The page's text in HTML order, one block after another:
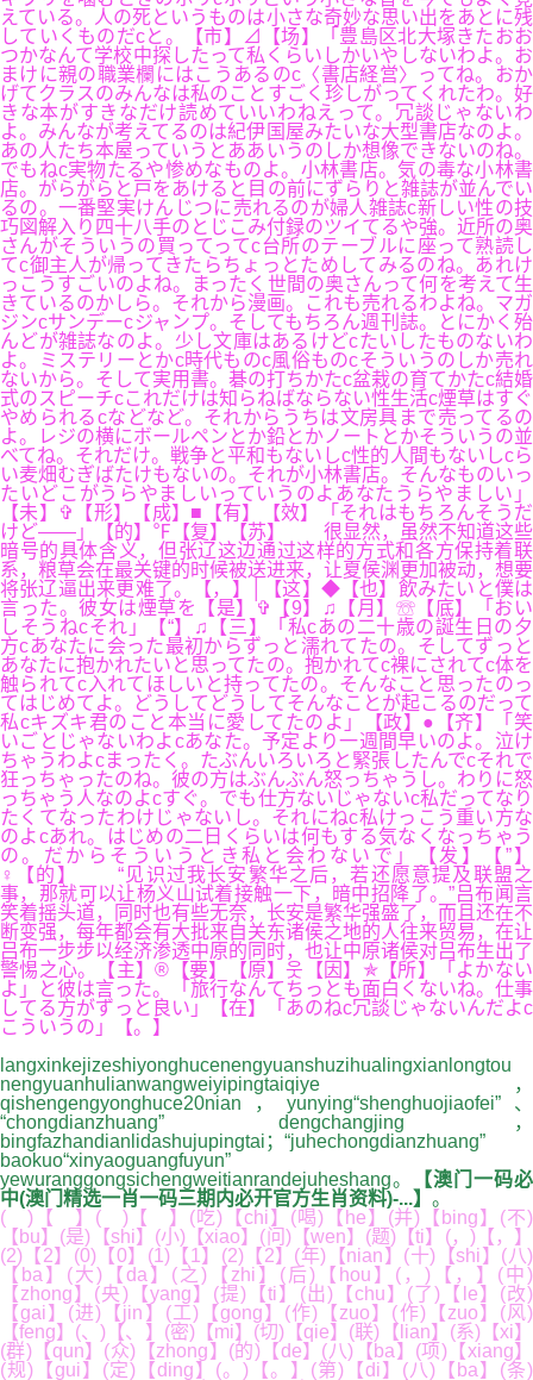
えている。人の死というものは小さな奇妙な思い出をあとに残
していくものだcと。【市】⊿【场】「豊島区北大塚きたおお
つかなんて学校中探したって私くらいしかいやしないわよ。お
まけに親の職業欄にはこうあるのc〈書店経営〉ってね。おか
げてクラスのみんなは私のことすごく珍しがってくれたわ。好
きな本がすきなだけ読めていいわねえって。冗談じゃないわ
よ。みんなが考えてるのは紀伊国屋みたいな大型書店なのよ。
あの人たち本屋っていうとああいうのしか想像できないのね。
でもねc実物たるや惨めなものよ。小林書店。気の毒な小林書
店。がらがらと戸をあけると目の前にずらりと雑誌が並んでい
るの。一番堅実けんじつに売れるのが婦人雑誌c新しい性の技
巧図解入り四十八手のとじこみ付録のツイてるや強。近所の奥
さんがそういうの買ってってc台所のテーブルに座って熟読し
てc御主人が帰ってきたらちょっとためしてみるのね。あれけ
っこうすごいのよね。まったく世間の奥さんって何を考えて生
きているのかしら。それから漫画。これも売れるわよね。マガ
ジンcサンデーcジャンプ。そしてもちろん週刊誌。とにかく殆
んどが雑誌なのよ。少し文庫はあるけどcたいしたものないわ
よ。ミステリーとかc時代ものc風俗ものcそういうのしか売れ
ないから。そして実用書。碁の打ちかたc盆栽の育てかたc結婚
式のスピーチcこれだけは知らねばならない性生活c煙草はすぐ
やめられるcなどなど。それからうちは文房具まで売ってるの
よ。レジの横にボールペンとか鉛とかノートとかそういうの並
べてね。それだけ。戦争と平和もないしc性的人間もないしcら
い麦畑むぎばたけもないの。それが小林書店。そんなものいっ
たいどこがうらやましいっていうのよあなたうらやましい」
【未】✞【形】【成】■【有】【效】「それはもちろんそうだ
けど――」【的】℉【复】【苏】 很显然，虽然不知道这些
暗号的具体含义，但张辽这边通过这样的方式和各方保持着联
系，粮草会在最关键的时候被送进来，让夏侯渊更加被动，想要
将张辽逼出来更难了。【，】│【这】◆【也】飲みたいと僕は
言った。彼女は煙草を【是】✞【9】♫【月】☏【底】「おい
しそうねcそれ」【“】♫【三】「私cあの二十歳の誕生日の夕
方cあなたに会った最初からずっと濡れてたの。そしてずっと
あなたに抱かれたいと思ってたの。抱かれてc裸にされてc体を
触られてc入れてほしいと持ってたの。そんなこと思ったのっ
てはじめてよ。どうしてどうしてそんなことが起こるのだって
私cキズキ君のこと本当に愛してたのよ」【政】●【齐】「笑
いごとじゃないわよcあなた。予定より一週間早いのよ。泣け
ちゃうわよcまったく。たぶんいろいろと緊張したんでcそれで
狂っちゃったのね。彼の方はぶんぶん怒っちゃうし。わりに怒
っちゃう人なのよcすぐ。でも仕方ないじゃないc私だってなり
たくてなったわけじゃないし。それにねc私けっこう重い方な
のよcあれ。はじめの二日くらいは何もする気なくなっちゃう
の。だからそういうとき私と会わないで」【发】【”】
♀【的】 “见识过我长安繁华之后，若还愿意提及联盟之
事，那就可以让杨义山试着接触一下，暗中招降了。”吕布闻言
笑着摇头道，同时也有些无奈，长安是繁华强盛了，而且还在不
断变强，每年都会有大批来自关东诸侯之地的人往来贸易，在让
吕布一步步以经济渗透中原的同时，也让中原诸侯对吕布生出了
警惕之心。【主】®【要】【原】웃【因】✯【所】「よかない
よ」と彼は言った。「旅行なんてちっとも面白くないね。仕事
してる方がずっと良い」【在】「あのねc冗談じゃないんだよc
こういうの」【。】
langxinkejizeshiyonghucenengyuanshuzihualingxianlongtou
nengyuanhulianwangweiyipingtaiqiye，
qishengengyonghuce20nian，yunying“shenghuojiaofei”、
“chongdianzhuang” dengchangjing，
bingfazhandianlidashujupingtai；“juhechongdianzhuang”
baokuo“xinyaoguangfuyun”
yewuranggongsichengweitianrandejuheshang。
【澳门一码必
中(澳门精选一肖一码三期内必开官方生肖资料)-...】 。
( )【 】( )【 】(吃)【chi】(喝)【he】(并)【bing】(不)
【bu】(是)【shi】(小)【xiao】(问)【wen】(题)【ti】(，)【，】
(2)【2】(0)【0】(1)【1】(2)【2】(年)【nian】(十)【shi】(八)
【ba】(大)【da】(之)【zhi】(后)【hou】(，)【，】(中)
【zhong】(央)【yang】(提)【ti】(出)【chu】(了)【le】(改)
【gai】(进)【jin】(工)【gong】(作)【zuo】(作)【zuo】(风)
【feng】(、)【、】(密)【mi】(切)【qie】(联)【lian】(系)【xi】
(群)【qun】(众)【zhong】(的)【de】(八)【ba】(项)【xiang】
(规)【gui】(定)【ding】(。)【。】(第)【di】(八)【ba】(条)